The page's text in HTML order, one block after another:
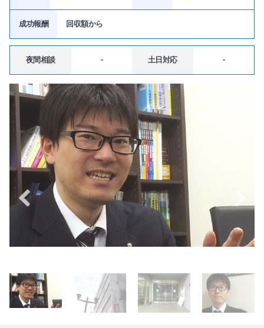
成功報酬 回収額から
夜間相談 - 土日対応 -